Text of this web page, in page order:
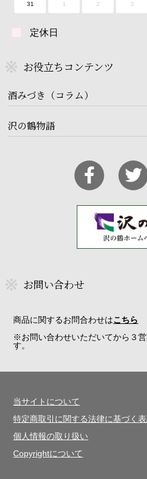
31 1 2 3
定休日
お役立ちコンテンツ
酒みづき（コラム）
沢の鶴物語
お問い合わせ
商品に関するお問合わせはこちら
※お問い合わせいただいてから３
す。
当サイトについて
特定商取引に関する法律に基づく
個人情報の取り扱い
Copyrightについて